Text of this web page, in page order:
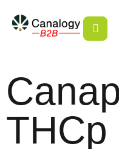
obsah
KOŠÍK
THCp